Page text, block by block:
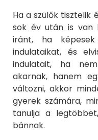
Ha a szülők tisztelik
sok év után is van
iránt, ha
indulataikat, és
indulatait, ha
akarnak, hanem
változni, akkor
gyerek számára,
tanulja a
bánnak.